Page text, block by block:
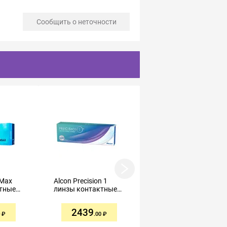
Сообщить о неточности
Alcon Precision 1
линзы контактные
-2,25 №30
2439.00